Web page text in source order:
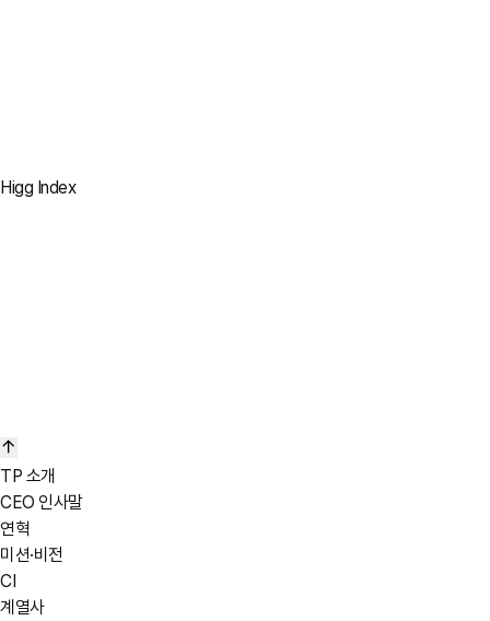
Higg Index
바로가기
TP 소개
CEO 인사말
연혁
미션·비전
CI
계열사